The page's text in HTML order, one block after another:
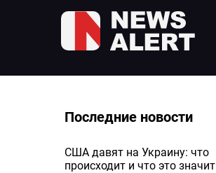
Последние новости
США давят на Украину: что
происходит и что это значит